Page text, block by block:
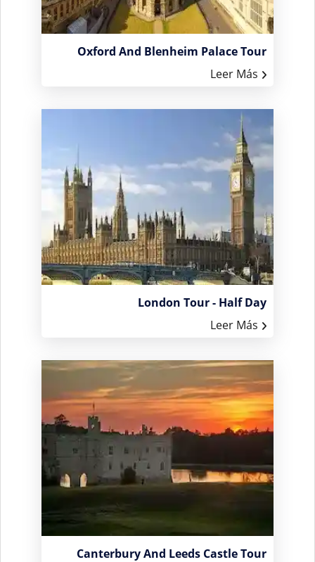
Oxford And Blenheim Palace Tour
Leer Más
London Tour - Half Day
Leer Más
Canterbury And Leeds Castle Tour